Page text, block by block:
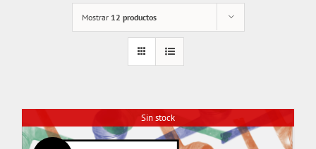
Mostrar 12 productos
Sin stock